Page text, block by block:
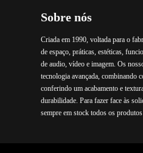
Sobre nós
Criada em 1990, voltada para o
de espaço, práticas, estéticas,
de audio, vídeo e imagem. Os
tecnologia avançada, combinando
conferindo um acabamento e
durabilidade. Para fazer face às
sempre em stock todos os